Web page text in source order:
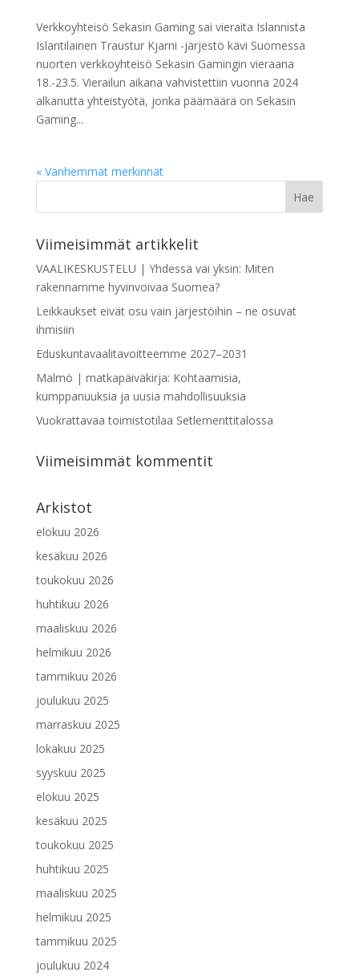
Verkkoyhteisö Sekasin Gaming sai vieraita Islannista
Islantilainen Traustur Kjarni -järjestö kävi Suomessa
nuorten verkkoyhteisö Sekasin Gamingin vieraana
18.-23.5. Vierailun aikana vahvistettiin vuonna 2024
alkanutta yhteistyötä, jonka päämäärä on Sekasin
Gaming...
« Vanhemmat merkinnät
Viimeisimmät artikkelit
VAALIKESKUSTELU | Yhdessä vai yksin: Miten
rakennamme hyvinvoivaa Suomea?
Leikkaukset eivät osu vain järjestöihin – ne osuvat
ihmisiin
Eduskuntavaalitavoitteemme 2027–2031
Malmö | matkapäiväkirja: Kohtaamisia,
kumppanuuksia ja uusia mahdollisuuksia
Vuokrattavaa toimistotilaa Setlementtitalossa
Viimeisimmät kommentit
Arkistot
elokuu 2026
kesäkuu 2026
toukokuu 2026
huhtikuu 2026
maaliskuu 2026
helmikuu 2026
tammikuu 2026
joulukuu 2025
marraskuu 2025
lokakuu 2025
syyskuu 2025
elokuu 2025
kesäkuu 2025
toukokuu 2025
huhtikuu 2025
maaliskuu 2025
helmikuu 2025
tammikuu 2025
joulukuu 2024